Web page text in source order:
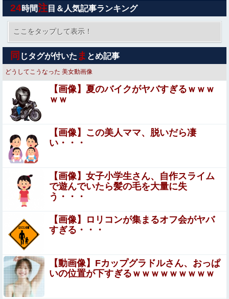
【画像】 さすがにデカすぎるコスプレイヤーｗｗｗｗｗｗ
ｗｗｗ
【画像】 本田望結の妹、本田望結より実ってしまう
【画像】 見ただけで金玉がギュンギュン鳴り出すまんさん
がこちらｗｗｗｗ
若者〈転勤本気でイヤだ〉企業危機感「辞令１枚で行って
もらえるとは思っていない」手当１００万円も…会社が働
く場所を決める時代に転機
【閲覧注意】世界一のアホ「地雷踏んでもさ！一瞬で足引
けば問題なくね？ｗ」⇒ 実践した結果
【悲報】ハンターハンター連載再開の様子、全くない
ｗｗｗｗｗｗｗｗｗｗｗｗｗ
「嫁子の料理は未熟ね」とネチネチ攻撃してくる自称料理
DQN返しを仕掛けて実家に脱出←かばわない旦那も一緒に
痛い目見ろ
【動画】地上波でえっちな下乳が放送されてしまうwww他
【悲報】 おわり。
【中国】 高さ288メートルのエレベーターで学校
24時間注 目＆人気記事ランキング
ここをタップして表示！
同 じタグが付いた ま とめ記事
どうしてこうなった 美女動画像
【画像】夏のバイクがヤバすぎるｗｗｗ
ｗｗ
【画像】この美人ママ、脱いだら凄
い・・・
【画像】女子小学生さん、自作スライム
で遊んでいたら髪の毛を大量に失
う・・・
【画像】ロリコンが集まるオフ会がヤバ
すぎる・・・
【動画像】Fカップグラドルさん、おっぱ
いの位置が下すぎるｗｗｗｗｗｗｗｗｗ